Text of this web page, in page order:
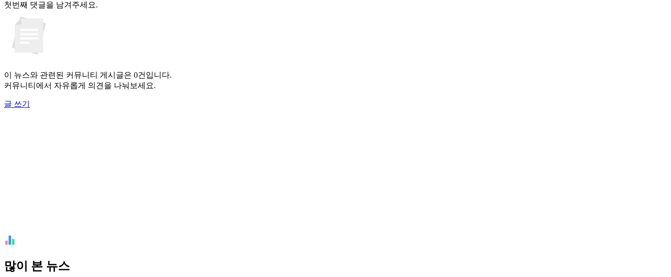
첫번째 댓글을 남겨주세요.
이 뉴스와 관련된 커뮤니티 게시글은 0건입니다.
커뮤니티에서 자유롭게 의견을 나눠보세요.
글 쓰기
많이 본 뉴스